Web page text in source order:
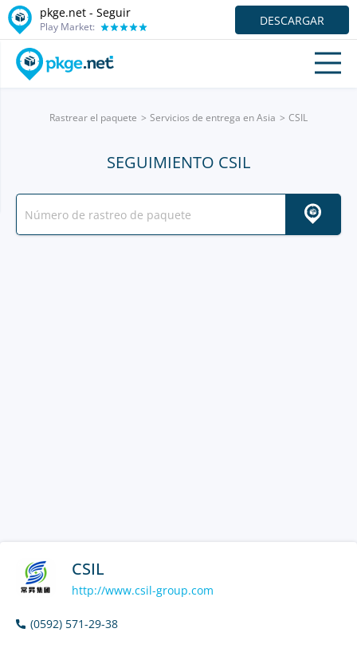
pkge.net - Seguir
Play Market: DESCARGAR
Rastrear el paquete Servicios de entrega en Asia CSIL
SEGUIMIENTO CSIL
CSIL
http://www.csil-group.com
(0592) 571-29-38